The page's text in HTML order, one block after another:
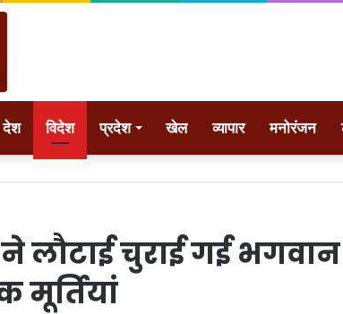
देश विदेश प्रदेश खेल व्यापार मनोरंजन
लौटाई चुराई गई
मूर्तियां